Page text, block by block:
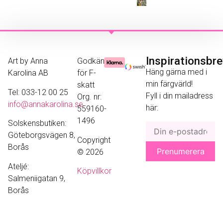
Art by Anna
Karolina AB
Tel: 033-12 00 25
info@annakarolina.se
Solskensbutiken:
Göteborgsvägen 8,
Borås
Ateljé:
Salmeniigatan 9,
Borås
Godkänd
för F-
skatt
Org. nr:
559160-
1496
Copyright
© 2026
Köpvillkor
Häng gärna med i
min färgvärld!
Fyll i din mailadress
här: